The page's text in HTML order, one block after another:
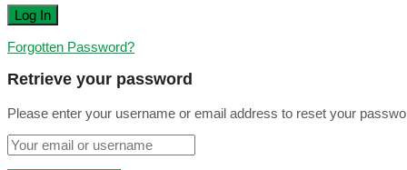
Forgotten Password?
Retrieve your password
Please enter your username or email address to reset your